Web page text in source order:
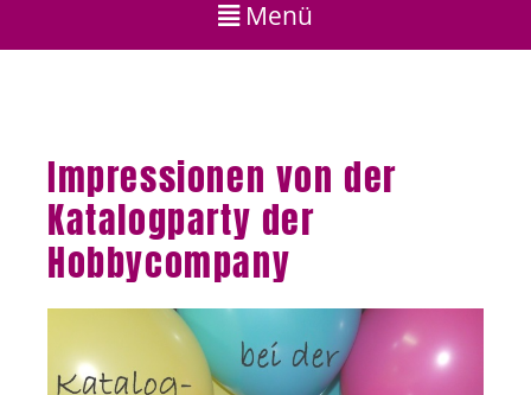
Impressionen von der
Katalogparty der
Hobbycompany